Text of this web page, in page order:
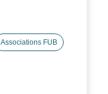
Associations FUB